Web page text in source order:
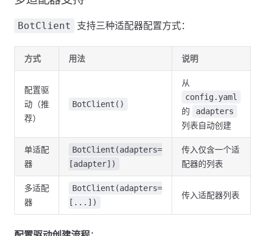
BotClient 支持三种适配器配置方式：
方式 用法 说明
配置驱
动（推
荐）
BotClient()
从
config.yaml
的 adapters
列表自动创建
单适配
器
BotClient(adapters=
[adapter])
传入仅含一个适
配器的列表
多适配
器
BotClient(adapters=
[...])
传入适配器列表